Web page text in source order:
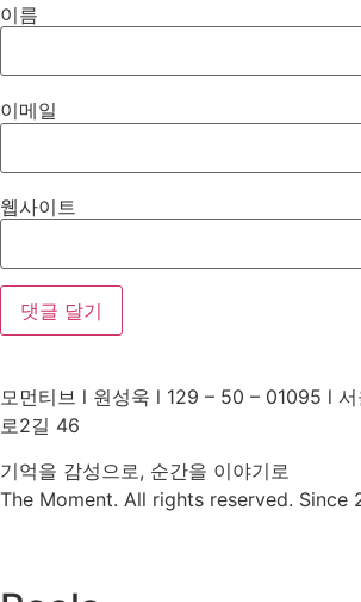
이름
이메일
웹사이트
모먼티브 l 원성욱 l 129 – 50 – 01095 l
로2길 46
기억을 감성으로, 순간을 이야기로
The Moment. All rights reserved. Since